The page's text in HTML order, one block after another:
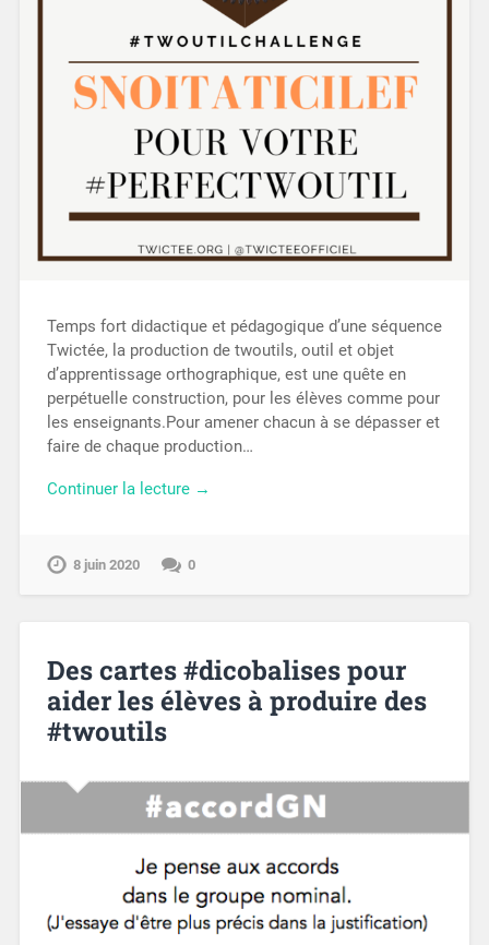
Temps fort didactique et pédagogique d’une séquence
Twictée, la production de twoutils, outil et objet
d’apprentissage orthographique, est une quête en
perpétuelle construction, pour les élèves comme pour
les enseignants.Pour amener chacun à se dépasser et
faire de chaque production…
Continuer la lecture →
8 juin 2020 0
Des cartes #dicobalises pour
aider les élèves à produire des
#twoutils